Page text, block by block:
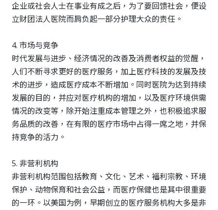
企业或社会人士在事业有成之后，为了要回馈社会，便设
立财团法人医院而肩负起一部分护理大众的责任。
4. 市场与竞争
时代发展与进步、经济情况的改善及消费者权益的觉醒，
人们不断寻求更好的医疗服务，加上医疗科技的发展及技
术的进步，造成医疗成本不断增加。同时医院为达到持续
发展的目的，并应对医疗机构的增加，以及医疗环境供需
情况的改变等，除开始注重成本管理之外，也积极追求服
务品质的改善，在有限的医疗市场中占得一席之地，并保
持竞争的活力。
5. 非营利机构
非营利机构范围包括教育、文化、艺术、福利宗教、环境
保护、动物保育和社会公益，而医疗保健也是其中很重要
的一环。以美国为例，早期创立的医疗服务机构大多是非